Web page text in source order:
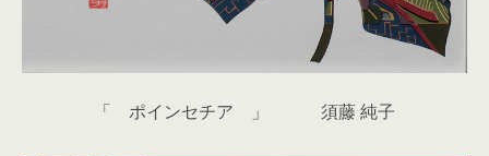
「 ポインセチア 」 須藤 純子